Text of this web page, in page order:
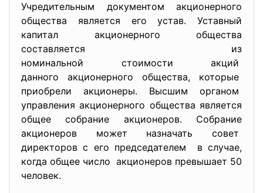
Учредительным документом акционерного
общества является его устав. Уставный
капитал акционерного общества
составляется из
номинальной стоимости акций
данного акционерного общества, которые
приобрели акционеры. Высшим органом
управления акционерного общества является
общее собрание акционеров. Собрание
акционеров может назначать совет
директоров с его председателем в случае,
когда общее число акционеров превышает 50
человек.